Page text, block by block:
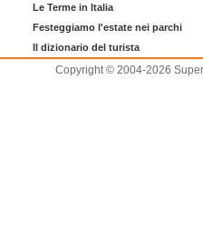
Le Terme in Italia
Festeggiamo l'estate nei parchi
Il dizionario del turista
Copyright © 2004-2026